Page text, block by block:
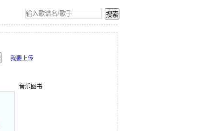
我要上传
音乐图书